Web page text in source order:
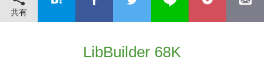
共有
LibBuilder 68K